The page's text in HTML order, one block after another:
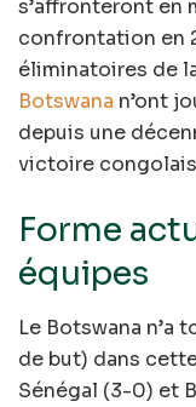
s’affronteront en
confrontation en
éliminatoires de
Botswana n’ont
depuis une
victoire
Forme
équipes
Le Botswana n’a
de but) dans
Sénégal (3-0) et